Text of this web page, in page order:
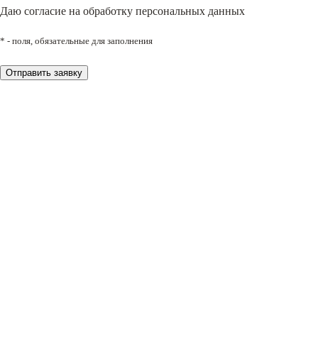
Даю согласие на обработку персональных данных
* - поля, обязательные для заполнения